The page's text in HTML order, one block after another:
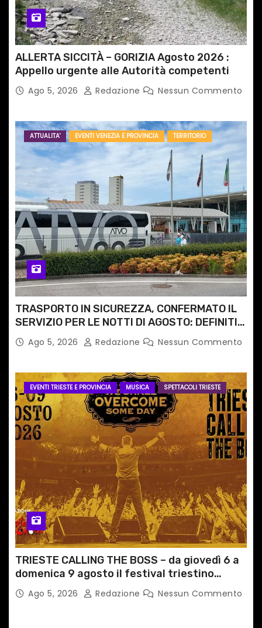
ALLERTA SICCITÀ – GORIZIA Agosto 2026 :
Appello urgente alle Autorità competenti
Ago 5, 2026 Redazione Nessun Commento
ATTUALITA' EVENTI VENEZIA E PROVINCIA TERRITORIO
TRASPORTO IN SICUREZZA, CONFERMATO IL
SERVIZIO PER LE NOTTI DI AGOSTO: DEFINITI
PERCORSI, FERMATE E ORARIO
Ago 5, 2026 Redazione Nessun Commento
EVENTI TRIESTE E PROVINCIA MUSICA SPETTACOLI TRIESTE
TRIESTE CALLING THE BOSS – da giovedì 6 a
domenica 9 agosto il festival triestino
dedicato a Springsteen
Ago 5, 2026 Redazione Nessun Commento